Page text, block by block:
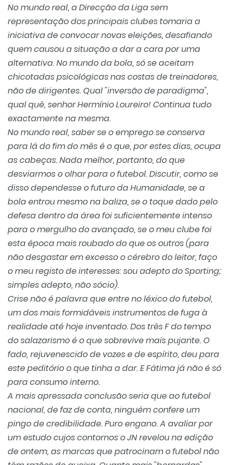
No mundo real, a Direcção da Liga sem
representação dos principais clubes tomaria a
iniciativa de convocar novas eleições, desafiando
quem causou a situação a dar a cara por uma
alternativa. No mundo da bola, só se aceitam
chicotadas psicológicas nas costas de treinadores,
não de dirigentes. Qual "inversão de paradigma",
qual quê, senhor Hermínio Loureiro! Continua tudo
exactamente na mesma.
No mundo real, saber se o emprego se conserva
para lá do fim do mês é o que, por estes dias, ocupa
as cabeças. Nada melhor, portanto, do que
desviarmos o olhar para o futebol. Discutir, como se
disso dependesse o futuro da Humanidade, se a
bola entrou mesmo na baliza, se o toque dado pelo
defesa dentro da área foi suficientemente intenso
para o mergulho do avançado, se o meu clube foi
esta época mais roubado do que os outros (para
não desgastar em excesso o cérebro do leitor, faço
o meu registo de interesses: sou adepto do Sporting;
simples adepto, não sócio).
Crise não é palavra que entre no léxico do futebol,
um dos mais formidáveis instrumentos de fuga à
realidade até hoje inventado. Dos três F do tempo
do salazarismo é o que sobrevive mais pujante. O
fado, rejuvenescido de vozes e de espírito, deu para
este peditório o que tinha a dar. E Fátima já não é só
para consumo interno.
A mais apressada conclusão seria que ao futebol
nacional, de faz de conta, ninguém confere um
pingo de credibilidade. Puro engano. A avaliar por
um estudo cujos contornos o JN revelou na edição
de ontem, as marcas que patrocinam o futebol não